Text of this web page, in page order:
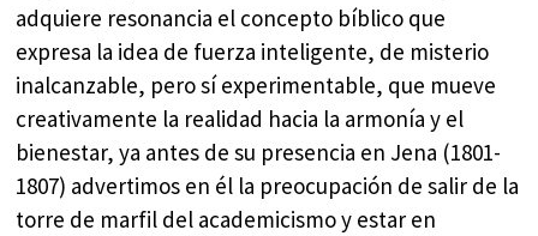
adquiere resonancia el concepto bíblico que
expresa la idea de fuerza inteligente, de misterio
inalcanzable, pero sí experimentable, que mueve
creativamente la realidad hacia la armonía y el
bienestar, ya antes de su presencia en Jena (1801-
1807) advertimos en él la preocupación de salir de la
torre de marfil del academicismo y estar en